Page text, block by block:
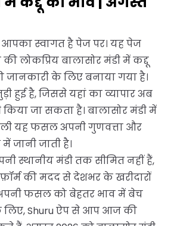
स्वागत है पेज पर। यह पेज
लोकप्रिय बालासोर मंडी में कद्दू
के लिए बनाया गया है।
हुई है, जिससे यहां का व्यापार अब
जा सकता है। बालासोर मंडी में
यह फसल अपनी गुणवत्ता और
जानी जाती है।
स्थानीय मंडी तक सीमित नहीं हैं,
की मदद से देशभर के खरीदारों
फसल को बेहतर भाव में बेच
लिए, Shuru ऐप से आप आज की